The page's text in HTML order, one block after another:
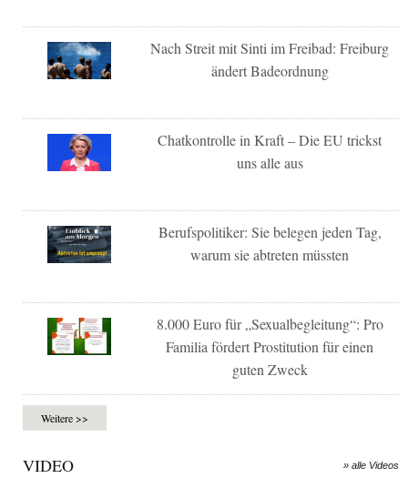
Nach Streit mit Sinti im Freibad: Freiburg
ändert Badeordnung
Chatkontrolle in Kraft – Die EU trickst
uns alle aus
Berufspolitiker: Sie belegen jeden Tag,
warum sie abtreten müssten
8.000 Euro für „Sexualbegleitung“: Pro
Familia fördert Prostitution für einen
guten Zweck
Weitere >>
VIDEO » alle Videos